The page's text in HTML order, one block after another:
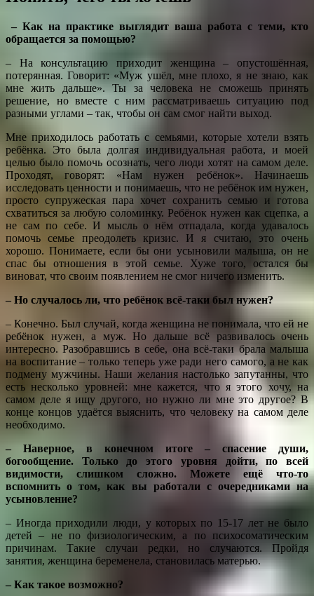
– Как на практике выглядит ваша работа с теми, кто
обращается за помощью?
– На консультацию приходит женщина – опустошённая,
потерянная. Говорит: «Муж ушёл, мне плохо, я не знаю, как
мне жить дальше». Ты за человека не сможешь принять
решение, но вместе с ним рассматриваешь ситуацию под
разными углами – так, чтобы он сам смог найти выход.
Мне приходилось работать с семьями, которые хотели взять
ребёнка. Это была долгая индивидуальная работа, и моей
целью было помочь осознать, чего люди хотят на самом деле.
Проходят, говорят: «Нам нужен ребёнок». Начинаешь
исследовать ценности и понимаешь, что не ребёнок им нужен,
просто супружеская пара хочет сохранить семью и готова
схватиться за любую соломинку. Ребёнок нужен как сцепка, а
не сам по себе. И мысль о нём отпадала, когда удавалось
помочь семье преодолеть кризис. И я считаю, это очень
хорошо. Понимаете, если бы они усыновили малыша, он не
спас бы отношения в этой семье. Хуже того, остался бы
виноват, что своим появлением не смог ничего изменить.
– Но случалось ли, что ребёнок всё-таки был нужен?
– Конечно. Был случай, когда женщина не понимала, что ей не
ребёнок нужен, а муж. Но дальше всё развивалось очень
интересно. Разобравшись в себе, она всё-таки брала малыша
на воспитание – только теперь уже ради него самого, а не как
подмену мужчины. Наши желания настолько запутанны, что
есть несколько уровней: мне кажется, что я этого хочу, на
самом деле я ищу другого, но нужно ли мне это другое? В
конце концов удаётся выяснить, что человеку на самом деле
необходимо.
– Наверное, в конечном итоге – спасение души,
богообщение. Только до этого уровня дойти, по всей
видимости, слишком сложно. Можете ещё что-то
вспомнить о том, как вы работали с очередниками на
усыновление?
– Иногда приходили люди, у которых по 15-17 лет не было
детей – не по физиологическим, а по психосоматическим
причинам. Такие случаи редки, но случаются. Пройдя
занятия, женщина беременела, становилась матерью.
– Как такое возможно?